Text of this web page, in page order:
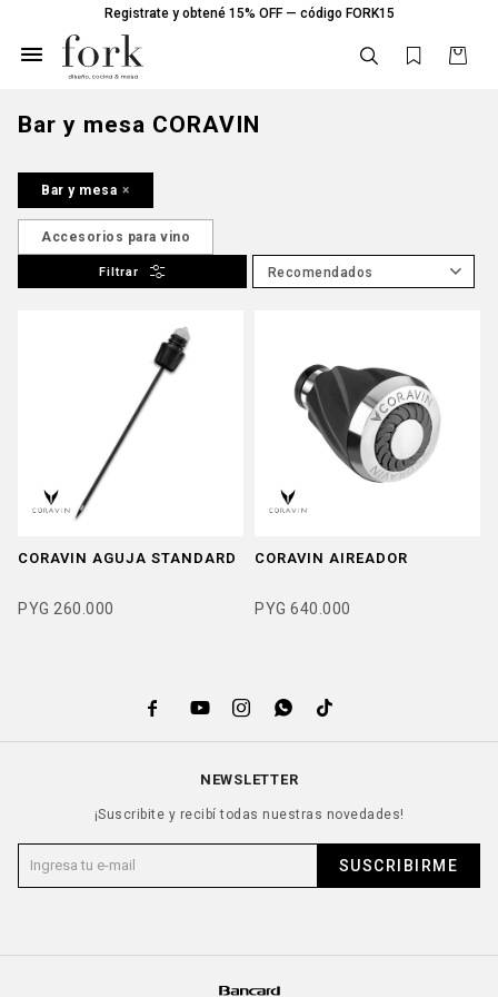
Registrate y obtené 15% OFF — código FORK15

Bar y mesa CORAVIN
Bar y mesa
Accesorios para vino
Recomendados
CORAVIN AGUJA STANDARD
PYG 260.000
CORAVIN AIREADOR
PYG 640.000
    
NEWSLETTER
¡Suscribite y recibí todas nuestras novedades!
SUSCRIBIRME